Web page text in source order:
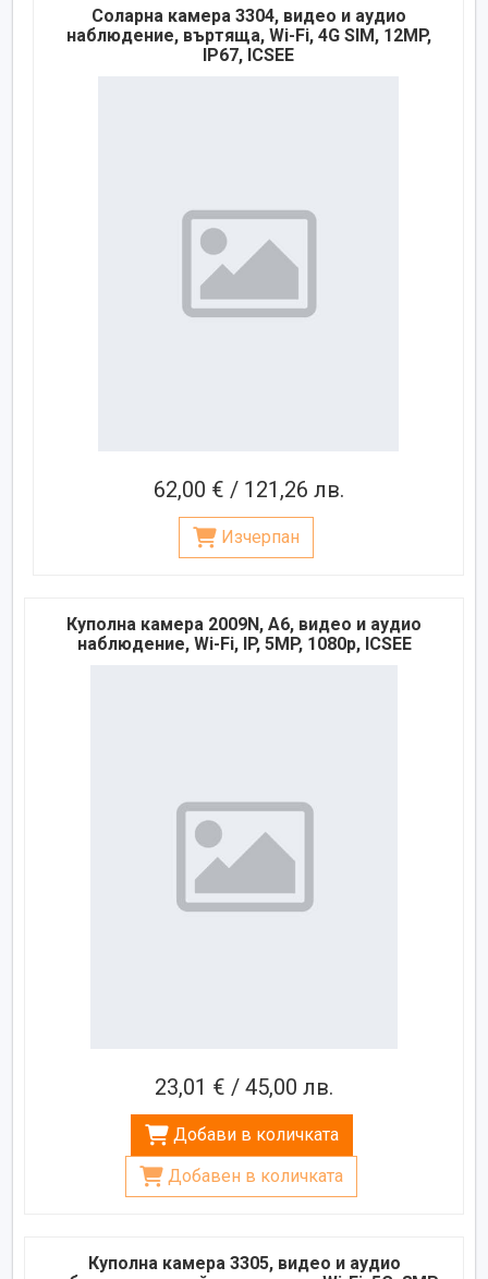
Соларна камера 3304, видео и аудио
наблюдение, въртяща, Wi-Fi, 4G SIM, 12MP,
IP67, ICSEE
62,00 € / 121,26 лв.
Изчерпан
Куполна камера 2009N, A6, видео и аудио
наблюдение, Wi-Fi, IP, 5MP, 1080p, ICSEE
23,01 € / 45,00 лв.
Добави в количката
Добавен в количката
Куполна камера 3305, видео и аудио